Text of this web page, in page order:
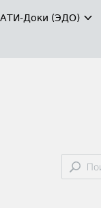
АТИ-Доки (ЭДО)